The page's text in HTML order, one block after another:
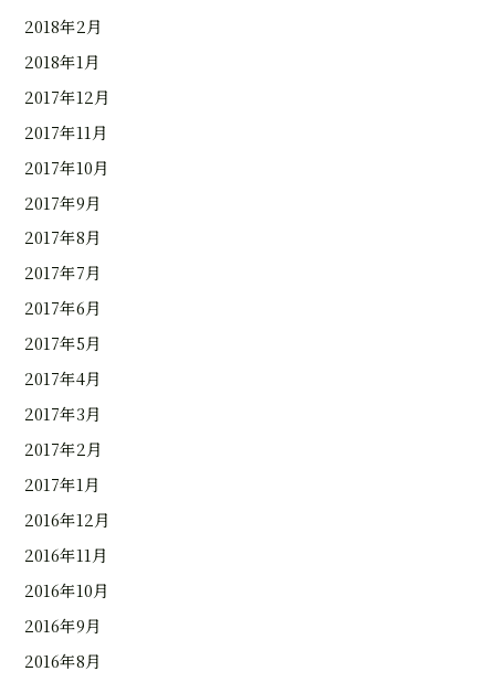
2018年2月
2018年1月
2017年12月
2017年11月
2017年10月
2017年9月
2017年8月
2017年7月
2017年6月
2017年5月
2017年4月
2017年3月
2017年2月
2017年1月
2016年12月
2016年11月
2016年10月
2016年9月
2016年8月